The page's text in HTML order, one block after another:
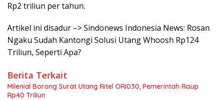
Rp2 triliun per tahun.
Artikel ini disadur –> Sindonews Indonesia News: Rosan
Ngaku Sudah Kantongi Solusi Utang Whoosh Rp124
Triliun, Seperti Apa?
Berita Terkait
Milenial Borong Surat Utang Ritel ORI030, Pemerintah Raup
Rp40 Triliun